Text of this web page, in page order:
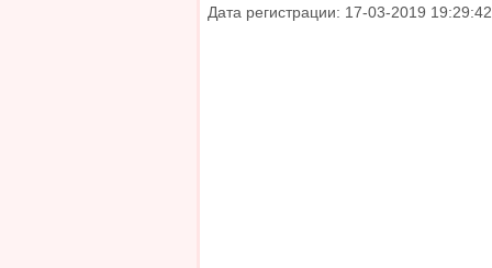
Дата регистрации: 17-03-2019 19:29:42